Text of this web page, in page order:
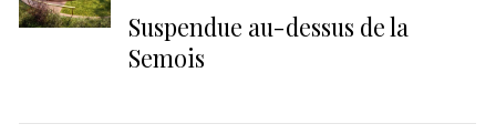
Suspendue au-dessus de la
Semois